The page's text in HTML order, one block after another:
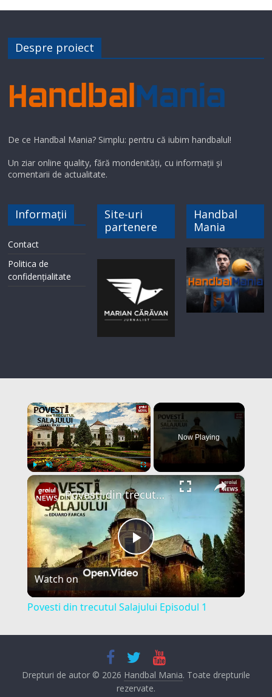
Despre proiect
De ce Handbal Mania? Simplu: pentru că iubim handbalul!
Un ziar online quality, fără mondenități, cu informații și
comentarii de actualitate.
Informații
Contact
Politica de
confidențialitate
Site-uri
partenere
Handbal
Mania
×
Play Unmute Fullscreen
Now Playing
×
P
l
y
Povesti din trecutul Salajului Episodul 1
Watch on
Povesti din trecutul Salajului Episodul 1
Drepturi de autor © 2026 Handbal Mania. Toate drepturile
rezervate.